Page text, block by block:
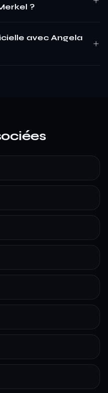
?
avec Angela